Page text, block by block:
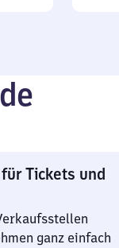
Tickets und
ganz einfach